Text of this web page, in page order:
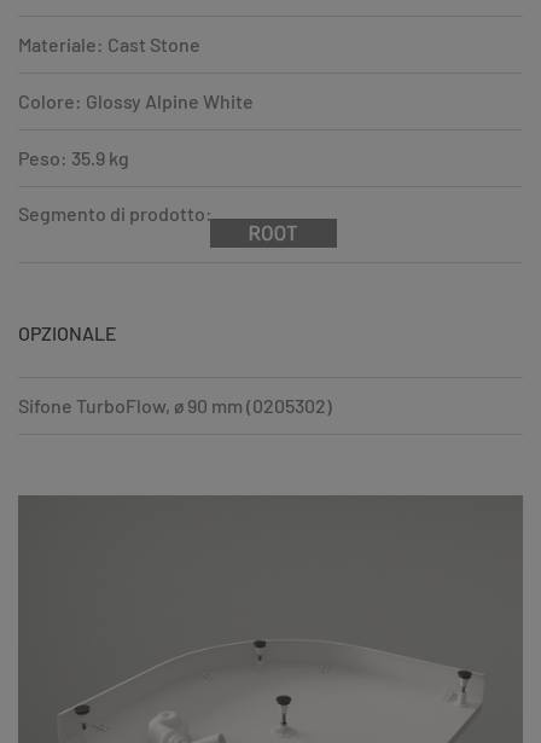
Materiale: Cast Stone
Colore: Glossy Alpine White
Peso: 35.9 kg
Segmento di prodotto:
OPZIONALE
Sifone TurboFlow, ø 90 mm (0205302)